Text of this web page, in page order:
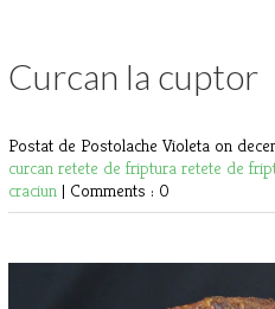
Curcan la cuptor
Postat de Postolache Violeta on
curcan retete de friptura retete de
craciun | Comments : 0